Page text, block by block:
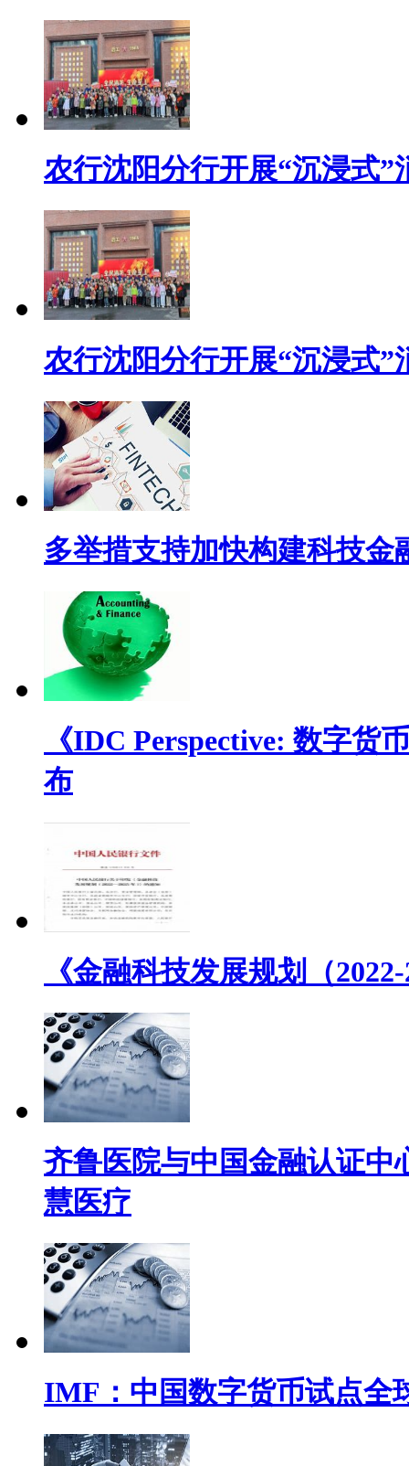
农行沈阳分行开展“沉浸式
农行沈阳分行开展“沉浸式
多举措支持加快构建科技金
《IDC Perspective: 数字货
布
《金融科技发展规划（
齐鲁医院与中国金融认证
慧医疗
IMF：中国数字货币试点全